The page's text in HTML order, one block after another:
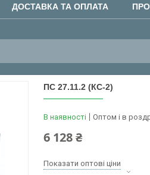
ДОСТАВКА ТА ОПЛАТА
ПС 27.11.2 (КС-2)
В наявності Оптом і в
6 128 ₴
Показати оптові ціни